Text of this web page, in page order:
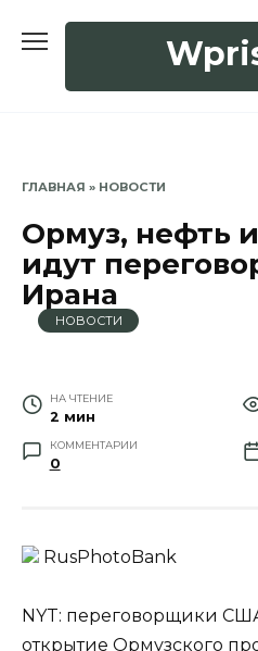
ГЛАВНАЯ » НОВОСТИ
Ормуз, нефть
идут
Ирана
НОВОСТИ
НА ЧТЕНИЕ
2 мин
КОММЕНТАРИИ
0
RusPhotoBank
NYT: переговорщики
открытие Ормузского